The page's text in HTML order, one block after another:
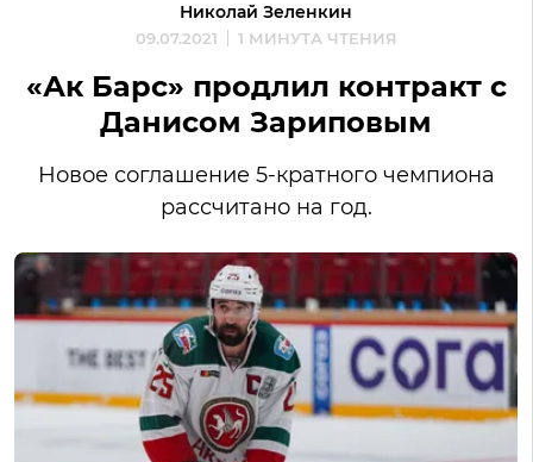
Николай Зеленкин
09.07.2021 1 МИНУТА ЧТЕНИЯ
«Ак Барс» продлил контракт с
Данисом Зариповым
Новое соглашение 5-кратного чемпиона
рассчитано на год.